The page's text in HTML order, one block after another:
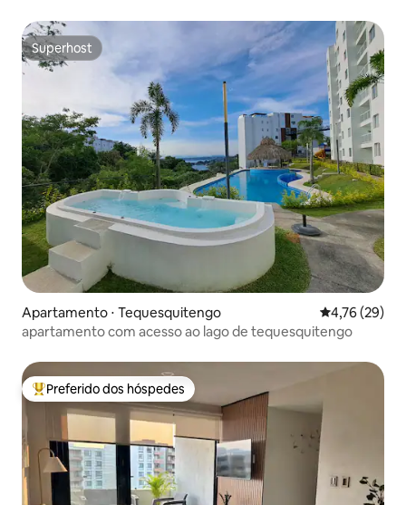
Superhost
Superhost
Apartamento ⋅ Tequesquitengo 4,76 de uma
4,76 (29)
apartamento com acesso ao lago de tequesquitengo
Entre os melhores preferidos dos hóspedes
Preferido dos hóspedes